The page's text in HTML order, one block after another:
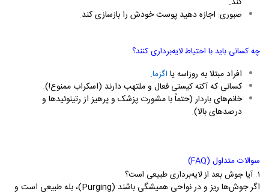
صبوری: اجازه دهید پوست خودش را بازسازی کند.
چه کسانی باید با احتیاط لایه‌برداری کنند؟
افراد مبتلا به روزاسهیا اگزما.
کسانی کهآکنه کیستی فعال و ملتهب دارند (اسکراب ممنوع!).
خانم‌هایباردار(حتماً با مشورت پزشک و پرهیز از رتینوئیدها و
درصدهای بالا).
سوالات متداول (FAQ
)
۱. آیا جوش بعد از لایه‌برداری طبیعی است؟
اگر جوش‌ها ریز و در نواحی همیشگی باشند (Purging)، بله طبیعی است و